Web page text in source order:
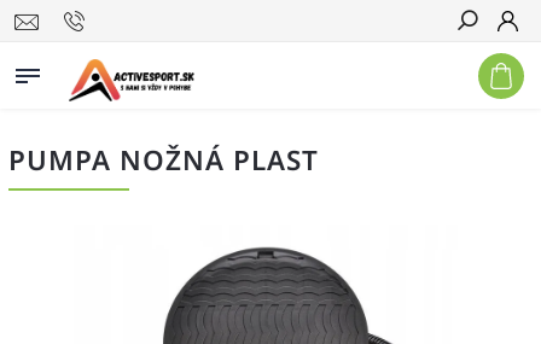
Hľadať
PUMPA NOŽNÁ PLAST